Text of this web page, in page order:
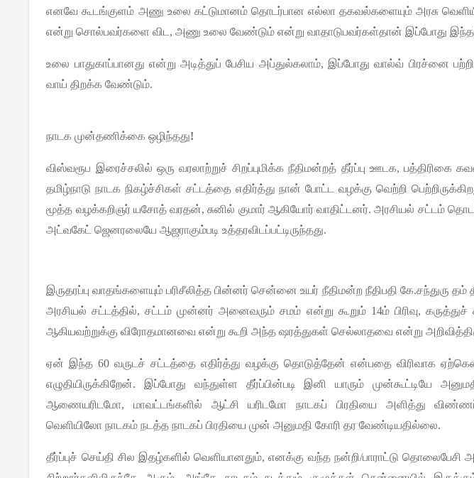
எனவே கூடங்குளம் அணு உலை கட்டுமானம் தொடர்பான எல்லா தகவல்களையும் அரசு
என்று சொல்பவர்களை விட ,அணு உலை வேண்டும் என்று வாதாடுபவர்கள்தான் இப்போது
உலை பாதுகாப்பானது என்று அடித்துப் பேசிய அப்துல்கலாம், இப்போது வால்வ் பிரச்னை
வாய் திறக்க வேண்டும்.
நாடக முன்தணிக்கை ஒழிந்தது!
விஸ்வரூப இரைச்சலில் ஒரு வரலாற்றுச் சிறப்புமிக்க நீதிமன்றத் தீர்ப்பு ஊடக, பத்திரிகை
தமிழ்நாடு நாடக நிகழ்ச்சிகள் சட்டத்தை எதிர்த்து நான் போட்ட வழக்கு வெற்றி
மூத்த வழக்கறிஞர் யசோத் வரதன்,சுனில் குமார் ஆகியோர் வாதிட்டனர்.அரசியல் சட்டம்
அட்வகேட் ஜெனரலையே ஆஜராகும்படி உத்தரவிடப்பட்டிருந்தது.
இருதரப்பு வாதங்களையும் பரிசீலித்த பின்னர் சென்னை உயர் நீதிமன்ற நீதிபதி கே.சந்துரு தம்
அரசியல் சட்டத்தில்,சட்டம் முன்னர் அனைவரும் சமம் என்று கூறும்14ம் பிரிவு, கருத்துச்
ஆகியவற்றுக்கு விரோதமானவை என்று கூறி அந்த ஷரத்துகள் செல்லாதவை என்று
ஏன் இந்த 60வருடச் சட்டத்தை எதிர்த்து வழக்கு தொடுத்தேன் என்பதை விரிவாக
எழுதியிருக்கிறேன். இப்போது வந்துள்ள தீர்ப்பின்படி இனி யாரும் முன்கூட்டியே
ஆணையரிடமோ,மாவட்டங்களில் ஆட்சி யரிடமோ நாடகப் பிரதியை அளித்து
வெளியிலோ நாடகம் நடத்த நாடகப் பிரதியை முன் அனுமதி கோரி தர வேண்டியதில்லை.
தீர்ப்புச் செய்தி சில இதழ்களில் வெளியானதும்,எனக்கு வந்த நன்றி/பாராட்டு தொலைபேசி